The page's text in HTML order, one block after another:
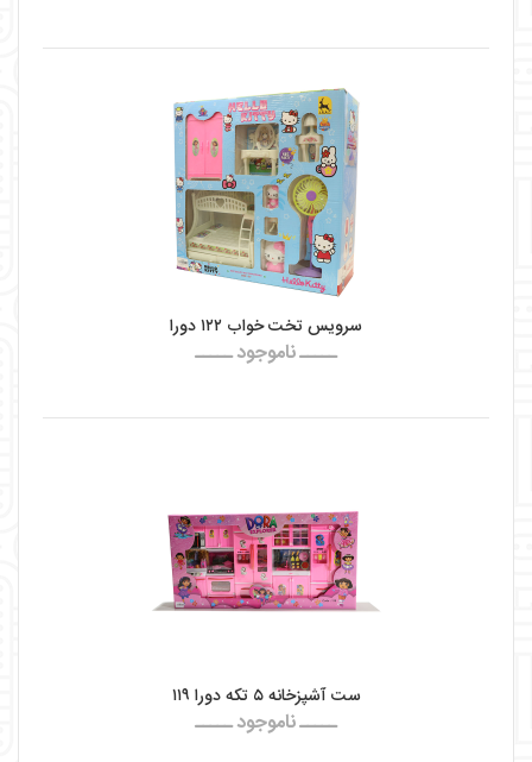
سرویس تخت خواب ۱۲۲ دورا
ـــــ ناموجود ـــــ
ست آشپزخانه ۵ تکه دورا ۱۱۹
ـــــ ناموجود ـــــ